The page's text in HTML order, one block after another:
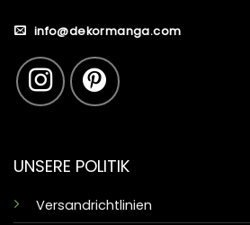
info@dekormanga.com
UNSERE POLITIK
Versandrichtlinien